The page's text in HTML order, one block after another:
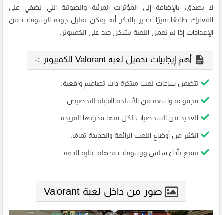
لا يصدق، بالإضافة إلى المؤثرات المرئية والصوتية التي تضفي على
المعارك طابعًا مثيرًا، جدير بالذكر أنه يمكن تقليل جودة الرسومات من
الإعدادات إذا لم تعمل اللعبة بشكل جيد على الكمبيوتر.
أهم إيجابيات تحميل لعبة Valorant للكمبيوتر :-
تتضمن ساحات لعب مبتكرة ذات تصاميم واقعية.
مجموعة واسعة من الأسلحة القابلة للتخصيص.
العديد من الشخصيات لكل منها قدراتها الفريدة.
الكثير من أوضاع اللعب الرائعة والجديدة تمامًا.
تتمتع بأداء سلس ورسومات مذهلة عالية الدقة.
صور من داخل لعبة Valorant